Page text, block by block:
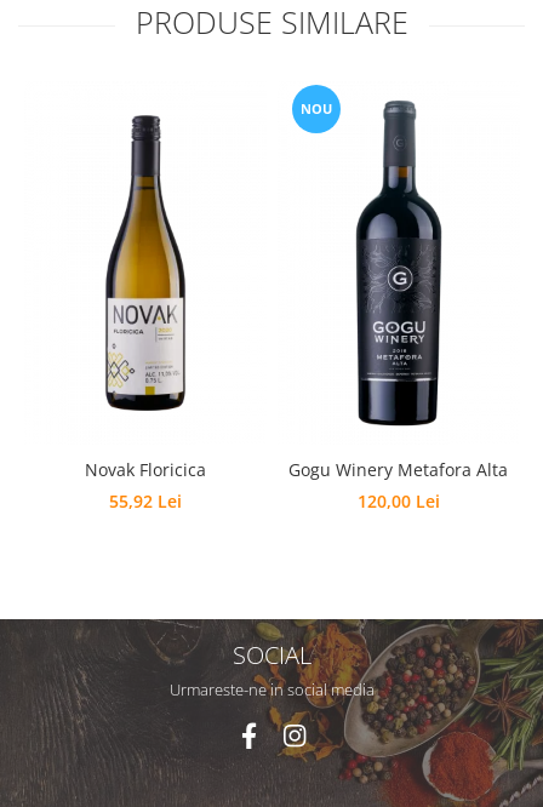
PRODUSE SIMILARE
Novak Floricica
55,92 Lei
NOU
Gogu Winery Metafora Alta
120,00 Lei
SOCIAL
Urmareste-ne in social media